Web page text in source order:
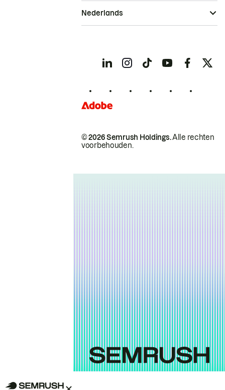
© 2026 Semrush Holdings.Alle rechten
voorbehouden.
Nederlands